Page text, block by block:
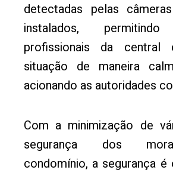
detectadas pelas
instalados,
profissionais da central
situação de maneira
acionando as autoridades
Com a minimização de
segurança dos
condomínio, a segurança